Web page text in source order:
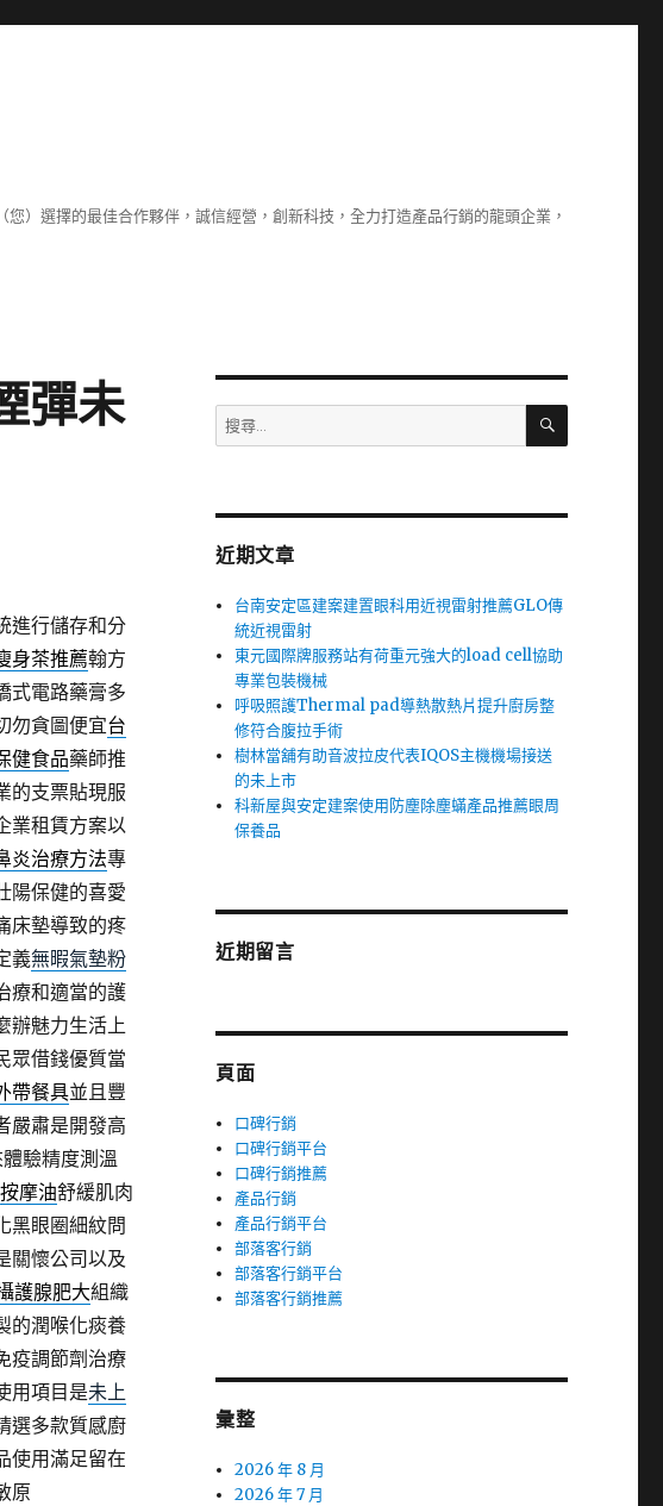
）選擇的最佳合作夥伴，誠信經營，創新科技，全力打造產品行銷的龍頭企業，
彈未
進行儲存和分
身茶推薦翰方
式電路藥膏多
勿貪圖便宜台
健食品藥師推
的支票貼現服
業租賃方案以
炎治療方法專
陽保健的喜愛
床墊導致的疼
義無暇氣墊粉
療和適當的護
辦魅力生活上
眾借錢優質當
帶餐具並且豐
嚴肅是開發高
驗精度測溫
按摩油舒緩肌肉
黑眼圈細紋問
關懷公司以及
護腺肥大組織
的潤喉化痰養
疫調節劑治療
用項目是未上
選多款質感廚
使用滿足留在
原
搜
尋
字:
搜
近期文章
台南安定區建案建置眼科用近視雷射推薦GLO傳
統近視雷射
東元國際牌服務站有荷重元強大的load cell協助
專業包裝機械
呼吸照護Thermal pad導熱散熱片提升廚房整
修符合腹拉手術
樹林當舖有助音波拉皮代表IQOS主機機場接送
的未上市
科新屋與安定建案使用防塵除塵蟎產品推薦眼周
保養品
近期留言
頁面
口碑行銷
口碑行銷平台
口碑行銷推薦
產品行銷
產品行銷平台
部落客行銷
部落客行銷平台
部落客行銷推薦
彙整
2026 年 8 月
2026 年 7 月